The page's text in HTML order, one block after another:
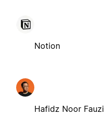
Notion
Hafidz Noor Fauzi